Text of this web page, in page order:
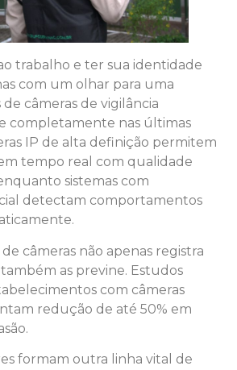
trabalho e ter sua identidade
com um olhar para uma
de câmeras de vigilância
completamente nas últimas
IP de alta definição permitem
tempo real com qualidade
sistemas com
detectam comportamentos
câmeras não apenas registra
as previne. Estudos
com câmeras
redução de até 50% em
formam outra linha vital de